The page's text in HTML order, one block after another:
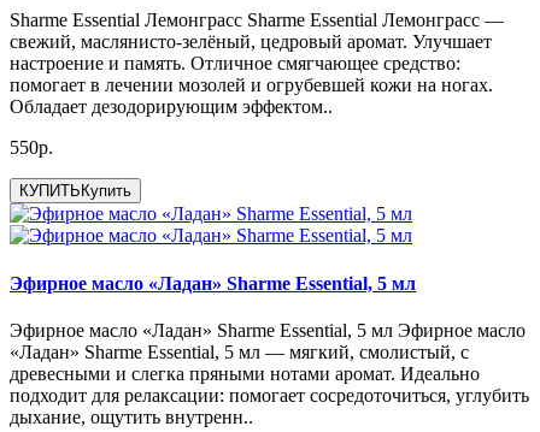
Sharme Essential Лемонграсс Sharme Essential Лемонграсс —
свежий, маслянисто-зелёный, цедровый аромат. Улучшает
настроение и память. Отличное смягчающее средство:
помогает в лечении мозолей и огрубевшей кожи на ногах.
Обладает дезодорирующим эффектом..
550р.
КУПИТЬ Купить
Эфирное масло «Ладан» Sharme Essential, 5 мл
Эфирное масло «Ладан» Sharme Essential, 5 мл Эфирное масло
«Ладан» Sharme Essential, 5 мл — мягкий, смолистый, с
древесными и слегка пряными нотами аромат. Идеально
подходит для релаксации: помогает сосредоточиться, углубить
дыхание, ощутить внутренн..